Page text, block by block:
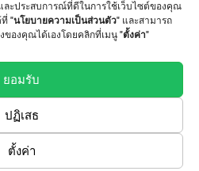
ะประสบการณ์ที่ดีในการใช้เว็บไซต์ของคุณ
ที่ "นโยบายความเป็นส่วนตัว"และสามารถ
ของคุณได้เองโดยคลิกที่เมนู "ตั้งค่า"
ยอมรับ
ปฏิเสธ
ตั้งค่า
Shirts
Bag
Us